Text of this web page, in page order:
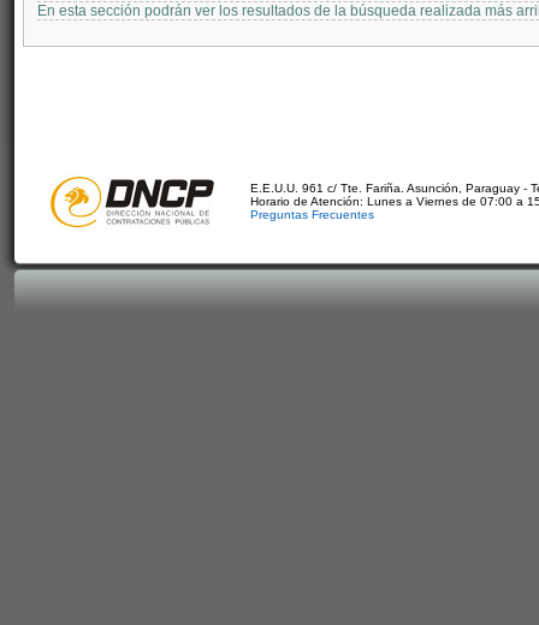
En esta sección podrán ver los resultados de la búsqueda realizada más
E.E.U.U. 961 c/ Tte. Fariña. Asunción, Paraguay -
Horario de Atención: Lunes a Viernes de 07:00 a
Preguntas Frecuentes